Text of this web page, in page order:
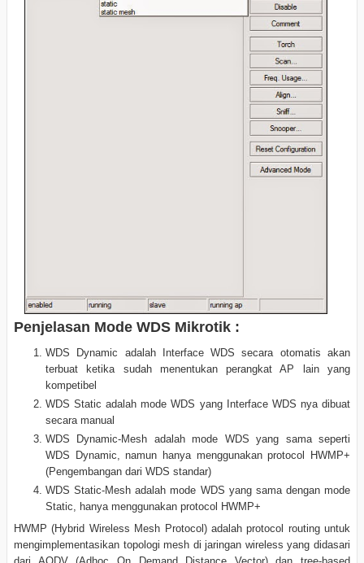
Penjelasan Mode WDS Mikrotik :
WDS Dynamic adalah Interface WDS secara otomatis akan
terbuat ketika sudah menentukan perangkat AP lain yang
kompetibel
WDS Static adalah mode WDS yang Interface WDS nya dibuat
secara manual
WDS Dynamic-Mesh adalah mode WDS yang sama seperti
WDS Dynamic, namun hanya menggunakan protocol HWMP+
(Pengembangan dari WDS standar)
WDS Static-Mesh adalah mode WDS yang sama dengan mode
Static, hanya menggunakan protocol HWMP+
HWMP (Hybrid Wireless Mesh Protocol) adalah protocol routing untuk
mengimplementasikan topologi mesh di jaringan wireless yang didasari